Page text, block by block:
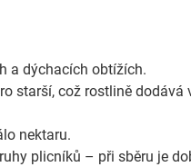
a dýchacích obtížích.
starší, což rostlině dodává
nektaru.
plicníků – při sběru je